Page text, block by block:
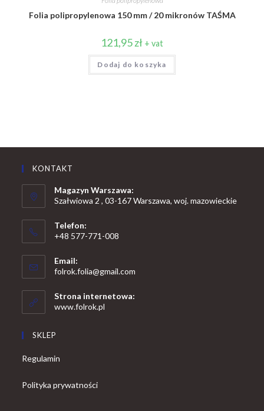
Folia polipropylenowa 150 mm / 20 mikronów TAŚMA
121,95zł + vat
Dodaj do koszyka
KONTAKT
Magazyn Warszawa:
Szałwiowa 2 , 03-167 Warszawa, woj. mazowieckie
Telefon:
+48 577-771-008
in
your
application
Email:
folrok.folia@gmail.com
Strona internetowa:
www.folrok.pl
SKLEP
Regulamin
Polityka prywatności